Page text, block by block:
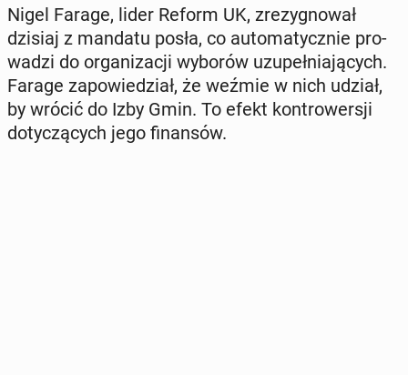
Nigel Farage, lider Reform UK, zre­zy­gno­wał
dzisiaj z mandatu posła, co au­to­ma­tycz­nie pro­
wa­dzi do or­ga­ni­za­cji wyborów uzu­peł­nia­ją­cych.
Farage za­po­wie­dział, że weźmie w nich udział,
by wrócić do Izby Gmin. To efekt kon­tro­wer­sji
do­ty­czą­cych jego fi­nan­sów.